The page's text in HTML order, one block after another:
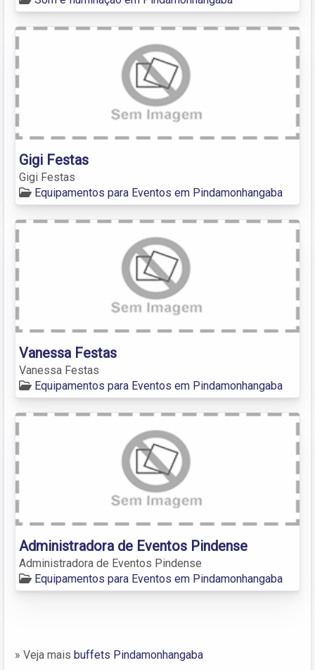
Gigi Festas
Gigi Festas
Equipamentos para Eventos em Pindamonhangaba
Vanessa Festas
Vanessa Festas
Equipamentos para Eventos em Pindamonhangaba
Administradora de Eventos Pindense
Administradora de Eventos Pindense
Equipamentos para Eventos em Pindamonhangaba
» Veja mais buffets Pindamonhangaba